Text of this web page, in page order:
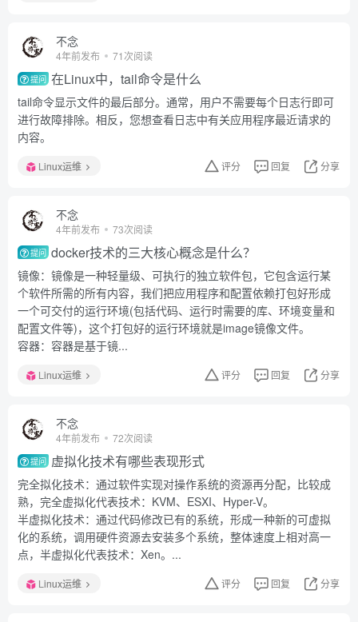
不念
4年前发布 71次阅读
提问 在Linux中，tail命令是什么
tail命令显示文件的最后部分。通常，用户不需要每个日志行即可
进行故障排除。相反，您想查看日志中有关应用程序最近请求的
内容。
Linux运维 评分 回复 分享
不念
4年前发布 73次阅读
提问 docker技术的三大核心概念是什么？
镜像：镜像是一种轻量级、可执行的独立软件包，它包含运行某
个软件所需的所有内容，我们把应用程序和配置依赖打包好形成
一个可交付的运行环境(包括代码、运行时需要的库、环境变量和
配置文件等)，这个打包好的运行环境就是image镜像文件。
容器：容器是基于镜...
Linux运维 评分 回复 分享
不念
4年前发布 72次阅读
提问 虚拟化技术有哪些表现形式
完全拟化技术：通过软件实现对操作系统的资源再分配，比较成
熟，完全虚拟化代表技术：KVM、ESXI、Hyper-V。
半虚拟化技术：通过代码修改已有的系统，形成一种新的可虚拟
化的系统，调用硬件资源去安装多个系统，整体速度上相对高一
点，半虚拟化代表技术：Xen。...
Linux运维 评分 回复 分享